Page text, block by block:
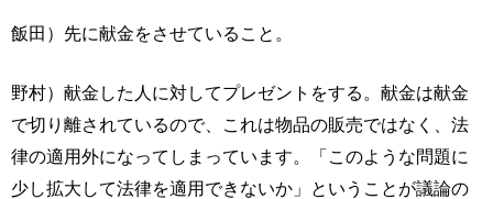
飯田）先に献金をさせていること。
野村）献金した人に対してプレゼントをする。献金は献金
で切り離されているので、これは物品の販売ではなく、法
律の適用外になってしまっています。「このような問題に
少し拡大して法律を適用できないか」ということが議論の